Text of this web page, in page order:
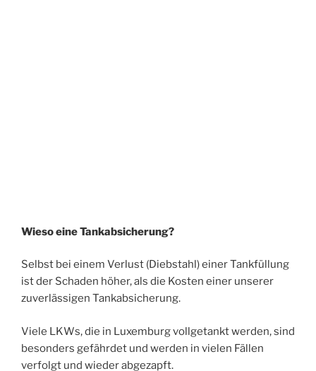
Wieso eine Tankabsicherung?
Selbst bei einem Verlust (Diebstahl) einer Tankfüllung
ist der Schaden höher, als die Kosten einer unserer
zuverlässigen Tankabsicherung.
Viele LKWs, die in Luxemburg vollgetankt werden, sind
besonders gefährdet und werden in vielen Fällen
verfolgt und wieder abgezapft.